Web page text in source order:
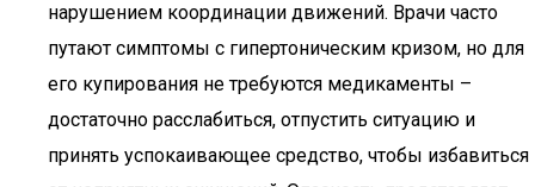
нарушением координации движений. Врачи часто
путают симптомы с гипертоническим кризом, но для
его купирования не требуются медикаменты –
достаточно расслабиться, отпустить ситуацию и
принять успокаивающее средство, чтобы избавиться